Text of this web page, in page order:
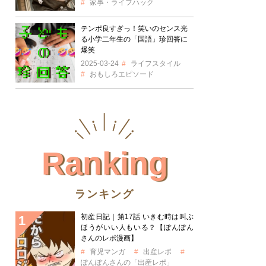
家事・ライフハック
テンポ良すぎっ！笑いのセンス光
る小学二年生の「国語」珍回答に
爆笑
2025-03-24
ライフスタイル
おもしろエピソード
Ranking
ランキング
初産日記｜第17話 いきむ時は叫ぶ
ほうがいい人もいる？【ぽんぽん
さんのレポ漫画】
育児マンガ
出産レポ
ぽんぽんさんの「出産レポ」